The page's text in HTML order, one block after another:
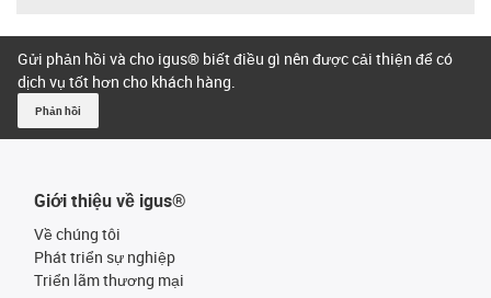
Gửi phản hồi và cho igus® biết điều gì nên được cải thiện để có
dịch vụ tốt hơn cho khách hàng.
Phản hồi
Giới thiệu về igus®
Về chúng tôi
Phát triển sự nghiệp
Triển lãm thương mại